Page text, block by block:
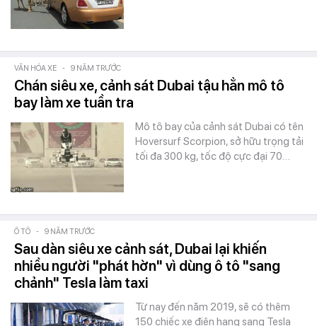
VĂN HÓA XE - 9 NĂM TRƯỚC
Chán siêu xe, cảnh sát Dubai tậu hẳn mô tô
bay làm xe tuần tra
Mô tô bay của cảnh sát Dubai có tên
Hoversurf Scorpion, sở hữu trọng tải
tối đa 300 kg, tốc độ cực đại 70…
Ô TÔ - 9 NĂM TRƯỚC
Sau dàn siêu xe cảnh sát, Dubai lại khiến
nhiều người "phát hờn" vì dùng ô tô "sang
chảnh" Tesla làm taxi
Từ nay đến năm 2019, sẽ có thêm
150 chiếc xe điện hạng sang Tesla